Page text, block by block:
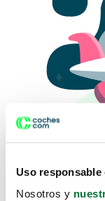
Uso responsable
Nosotros y